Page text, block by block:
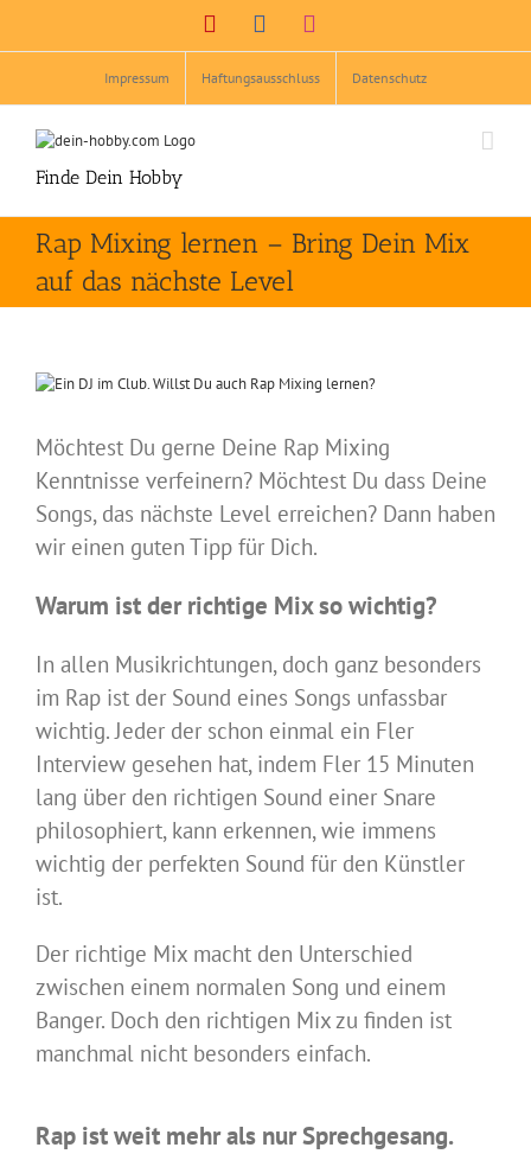
springen
PinterestFacebook
Impressum Haftungsausschluss Datenschutz
Finde Dein Hobby
Rap Mixing lernen – Bring Dein Mix
auf das nächste Level
Zeige
Möchtest Du gerne Deine Rap Mixing
Kenntnisse verfeinern? Möchtest Du dass Deine
Songs, das nächste Level erreichen? Dann haben
wir einen guten Tipp für Dich.
Warum ist der richtige Mix so wichtig?
In allen Musikrichtungen, doch ganz besonders
im Rap ist der Sound eines Songs unfassbar
wichtig. Jeder der schon einmal ein Fler
Interview gesehen hat, indem Fler 15 Minuten
lang über den richtigen Sound einer Snare
philosophiert, kann erkennen, wie immens
wichtig der perfekten Sound für den Künstler
ist.
Der richtige Mix macht den Unterschied
zwischen einem normalen Song und einem
Banger. Doch den richtigen Mix zu finden ist
manchmal nicht besonders einfach.
Rap ist weit mehr als nur Sprechgesang.